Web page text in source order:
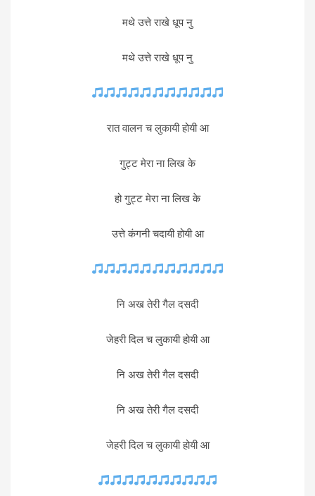
मथे उत्ते राखे धूप नु
मथे उत्ते राखे धूप नु
रात वालन च लुकायी होयी आ
गुट्ट मेरा ना लिख के
हो गुट्ट मेरा ना लिख के
उत्ते कंगनी चदायी होयी आ
नि अख तेरी गैल दसदी
जेहरी दिल च लुकायी होयी आ
नि अख तेरी गैल दसदी
नि अख तेरी गैल दसदी
जेहरी दिल च लुकायी होयी आ